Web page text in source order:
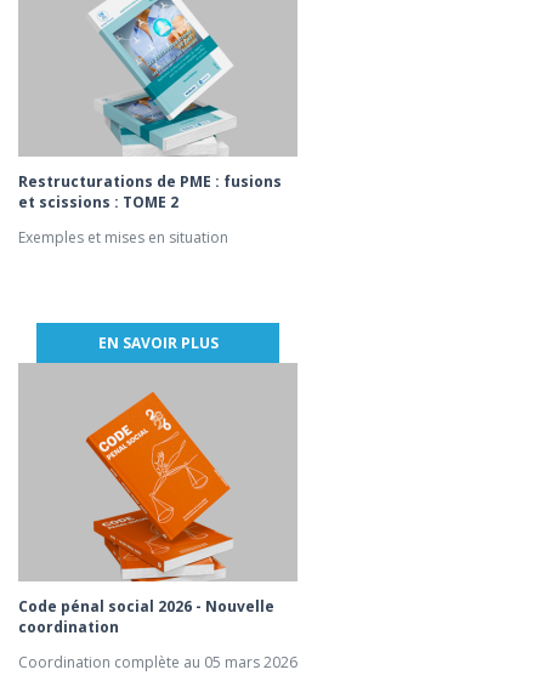
Restructurations de PME : fusions
et scissions : TOME 2
Exemples et mises en situation
EN SAVOIR PLUS
Code pénal social 2026 - Nouvelle
coordination
Coordination complète au 05 mars 2026